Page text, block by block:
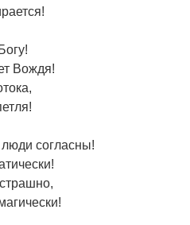
Вождя!
согласны!